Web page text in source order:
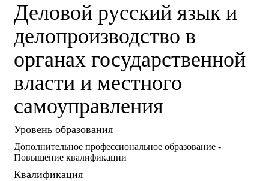
Деловой русский язык и
делопроизводство в
органах государственной
власти и местного
самоуправления
Уровень образования
Дополнительное профессиональное образование -
Повышение квалификации
Квалификация